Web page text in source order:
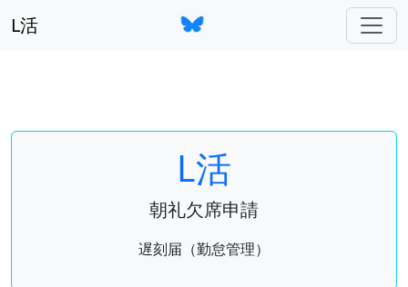
L活
L活
朝礼欠席申請
遅刻届（勤怠管理）